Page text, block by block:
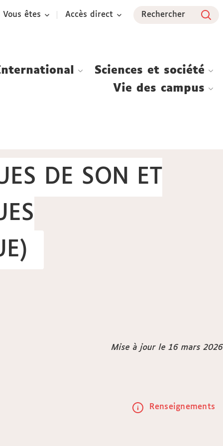
Vous êtes Accès direct Rechercher
Sciences et société
Vie des campus
DE SON ET
Mise à jour le 16 mars 2026
Renseignements